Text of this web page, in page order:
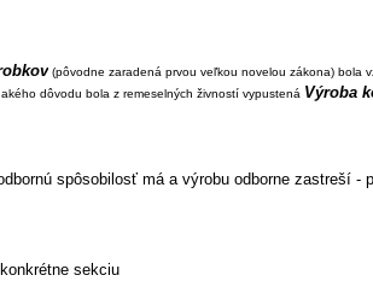
(pôvodne zaradená prvou veľkou novelou zákona) bola
dôvodu bola z remeselných živností vypustená Výroba
spôsobilosť má a výrobu odborne zastreší -
sekciu